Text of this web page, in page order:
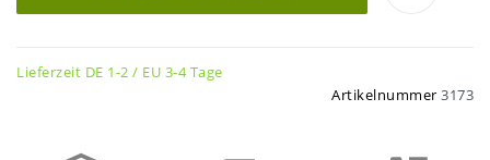
Lieferzeit DE 1-2 / EU 3-4 Tage
Artikelnummer 3173